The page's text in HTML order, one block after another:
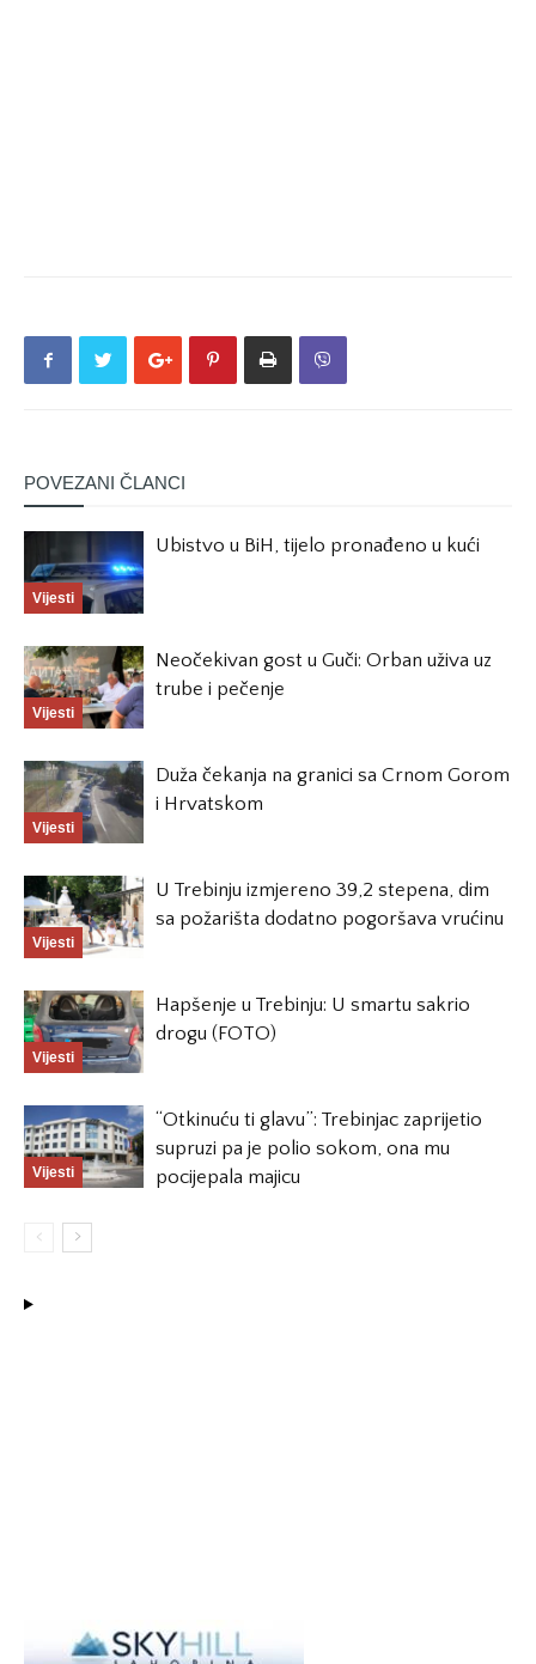
POVEZANI ČLANCI
Vijesti
Ubistvo u BiH, tijelo pronađeno u kući
Vijesti
Neočekivan gost u Guči: Orban uživa uz
trube i pečenje
Vijesti
Duža čekanja na granici sa Crnom Gorom
i Hrvatskom
Vijesti
U Trebinju izmjereno 39,2 stepena, dim
sa požarišta dodatno pogoršava vrućinu
Vijesti
Hapšenje u Trebinju: U smartu sakrio
drogu (FOTO)
Vijesti
“Otkinuću ti glavu”: Trebinjac zaprijetio
supruzi pa je polio sokom, ona mu
pocijepala majicu